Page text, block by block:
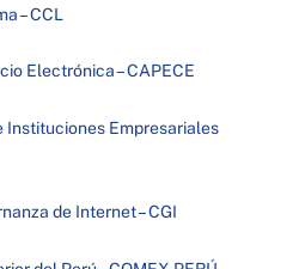
– CCL
Electrónica – CAPECE
Empresariales
de Internet – CGI